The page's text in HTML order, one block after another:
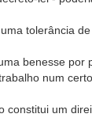
tolerância
benesse
num
constitui um